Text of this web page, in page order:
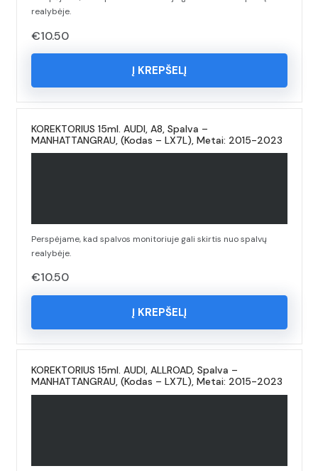
realybėje.
€10.50
Į KREPŠELĮ
KOREKTORIUS 15ml. AUDI, A8, Spalva –
MANHATTANGRAU, (Kodas – LX7L), Metai: 2015-2023
Perspėjame, kad spalvos monitoriuje gali skirtis nuo spalvų
realybėje.
€10.50
Į KREPŠELĮ
KOREKTORIUS 15ml. AUDI, ALLROAD, Spalva –
MANHATTANGRAU, (Kodas – LX7L), Metai: 2015-2023